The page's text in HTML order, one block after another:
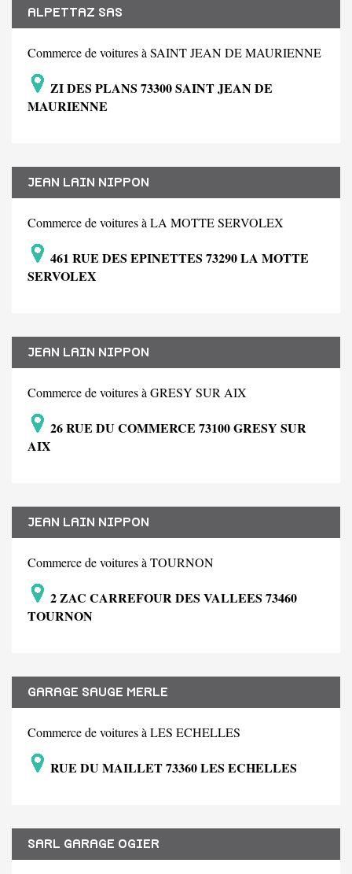
ALPETTAZ SAS
Commerce de voitures à SAINT JEAN DE MAURIENNE
ZI DES PLANS 73300 SAINT JEAN DE
MAURIENNE
JEAN LAIN NIPPON
Commerce de voitures à LA MOTTE SERVOLEX
461 RUE DES EPINETTES 73290 LA MOTTE
SERVOLEX
JEAN LAIN NIPPON
Commerce de voitures à GRESY SUR AIX
26 RUE DU COMMERCE 73100 GRESY SUR
AIX
JEAN LAIN NIPPON
Commerce de voitures à TOURNON
2 ZAC CARREFOUR DES VALLEES 73460
TOURNON
GARAGE SAUGE MERLE
Commerce de voitures à LES ECHELLES
RUE DU MAILLET 73360 LES ECHELLES
SARL GARAGE OGIER